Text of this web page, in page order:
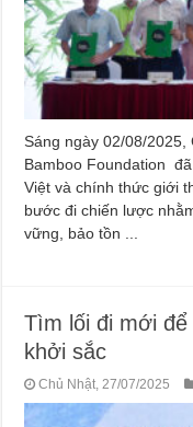
Sáng ngày 02/08/2025,
Bamboo Foundation
Việt và chính thức giới
bước đi chiến lược
vững, bảo tồn ...
Tìm lối đi mới
khởi sắc
Chủ Nhật, 27/07/2025